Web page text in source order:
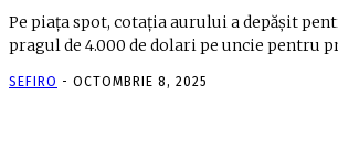
Pe piaţa spot, cotaţia aurului a depăşit
pragul de 4.000 de dolari pe uncie pentru
SEFIRO - OCTOMBRIE 8, 2025